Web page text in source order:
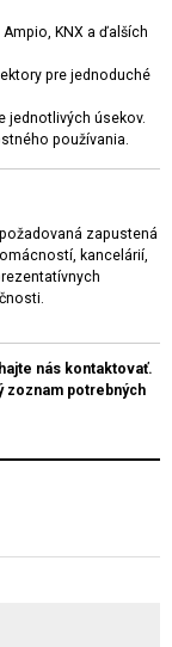
KNX a ďalších
pre jednoduché
jednotlivých úsekov.
používania.
zapustená
kancelárií,
nás kontaktovať.
zoznam potrebných